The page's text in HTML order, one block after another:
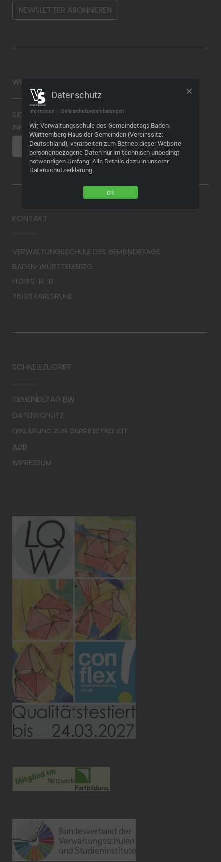
NEWSLETTER ABONNIEREN
WIDERRUF
SIE MÖCHTEN EINEN WIDERRUF ABGEBEN? WEITERE
INFORMATIONEN FINDEN SIE HIER
VERTRAG WIDERRUFEN
KONTAKT
VERWALTUNGSSCHULE DES GEMEINDETAGS
BADEN-WÜRTTEMBERG
HOFFSTR. 1B
76133 KARLSRUHE
SCHNELLZUGRIFF
GEMEINDETAG BW
DATENSCHUTZ
ERKLÄRUNG ZUR BARRIEREFREIHEIT
AGB
IMPRESSUM
Datenschutz
Impressum | Datenschutzvereinbarungen
Wir, Verwaltungsschule des Gemeindetags Baden-
Württemberg Haus der Gemeinden (Vereinssitz:
Deutschland), verarbeiten zum Betrieb dieser Website
personenbezogene Daten nur im technisch unbedingt
notwendigen Umfang. Alle Details dazu in unserer
Datenschutzerklärung.
OK